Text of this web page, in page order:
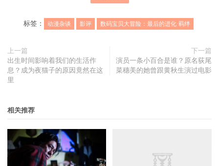
奥米加兽再次登场，但即便奥米加兽是皇家骑士的一员，却
仍然打不过已和神秘少女结合的究极体艾尔斯兽，关键时刻
这时太一吹起了嘉儿的哨子，「本文内容由趣果弥音吧
（www.qgmy8.com）原创撰写，未经许可谢绝转载」哨音
我们最后的进化！”就这样亚古兽和加布兽进化成了新型态
的人形数码宝贝并救出了神秘少女。
标签： 动漫杂谈 影评 数码宝贝大冒险：最后的进化·羁绊
上一篇
出生时间影响着我们的生活作
息？成为夜猫子的原因竟然在这
里
下一篇
演员一条小百合是谁？原名荻尾
菜穗美的她曾跟黄秋生演过电影
相关推荐